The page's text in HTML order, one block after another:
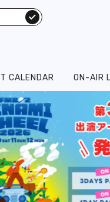
検索
CALENDAR ON-AIR